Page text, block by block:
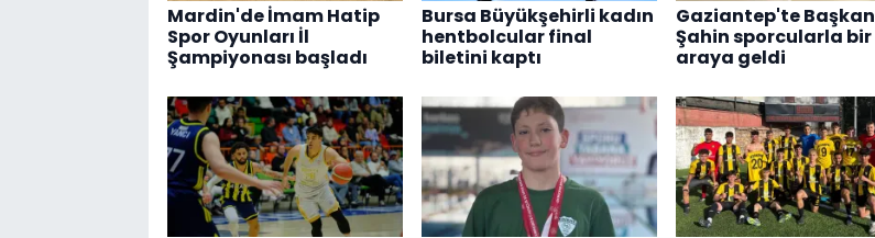
Mardin'de İmam Hatip
Spor Oyunları İl
Şampiyonası başladı
Bursa Büyükşehirli kadın
hentbolcular final
biletini kaptı
Gaziantep'te Başkan
Şahin sporcularla bir
araya geldi